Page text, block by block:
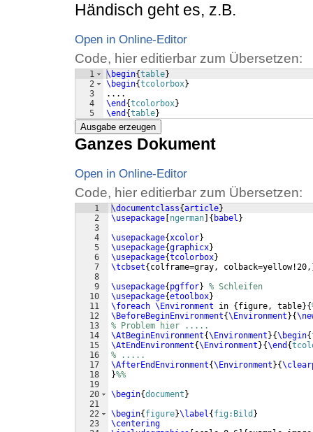
Händisch geht es, z.B.
Open in Online-Editor
Code, hier editierbar zum Übersetzen:
1
2
3
4
5
\begin{table}
\begin{tcolorbox}
....
\end {tcolorbox}
\end {table}
Ausgabe erzeugen
Ganzes Dokument
Open in Online-Editor
Code, hier editierbar zum Übersetzen:
1
2
3
4
5
6
7
8
9
10
11
12
13
14
15
16
17
18
19
20
21
22
23
\documentclass{article}
\usepackage ngerman { babel }
\usepackage{xcolor}
\usepackage{graphicx}
\usepackage{tcolorbox}
\tcbset{ colframe=gray, colback=yellow!20,
\usepackage{ pgffor} % Schleifen
\usepackage{etoolbox}
\foreach \Environment in { figure, table}{
\BeforeBeginEnvironment{\Environment }{
% Problem hier .....
\AtBeginEnvironment{\Environment }{\begin{
\AtEndEnvironment{\Environment }{\end {
% .....
\AfterEndEnvironment{\Environment }{
}%%
\begin{document }
\begin{ figure}\label{ fig:Bild }
\centering